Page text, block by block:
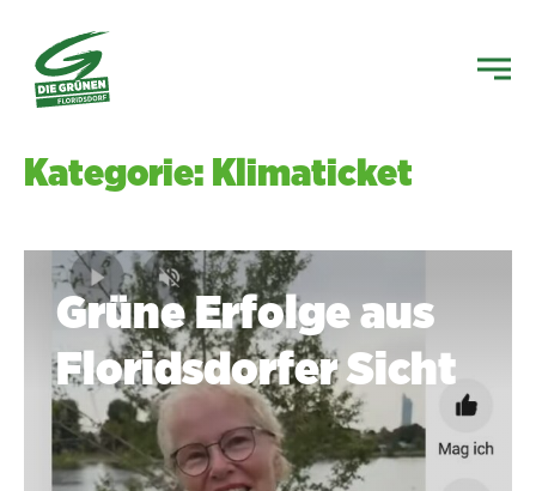
Kategorie: Klimaticket
Grüne Erfolge aus
Floridsdorfer Sicht